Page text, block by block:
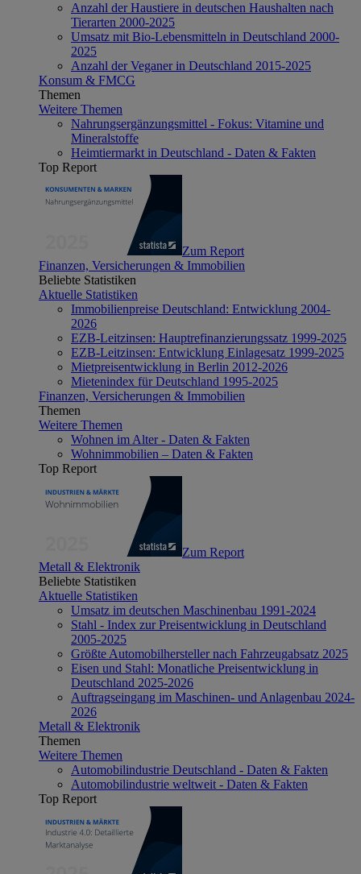
Anzahl der Haustiere in deutschen Haushalten nach
Tierarten 2000-2025
Umsatz mit Bio-Lebensmitteln in Deutschland 2000-
2025
Anzahl der Veganer in Deutschland 2015-2025
Konsum & FMCG
Themen
Weitere Themen
Nahrungsergänzungsmittel - Fokus: Vitamine und
Mineralstoffe
Heimtiermarkt in Deutschland - Daten & Fakten
Top Report
Zum Report
Finanzen, Versicherungen & Immobilien
Beliebte Statistiken
Aktuelle Statistiken
Immobilienpreise Deutschland: Entwicklung 2004-
2026
EZB-Leitzinsen: Hauptrefinanzierungssatz 1999-2025
EZB-Leitzinsen: Entwicklung Einlagesatz 1999-2025
Mietpreisentwicklung in Berlin 2012-2026
Mietenindex für Deutschland 1995-2025
Finanzen, Versicherungen & Immobilien
Themen
Weitere Themen
Wohnen im Alter - Daten & Fakten
Wohnimmobilien – Daten & Fakten
Top Report
Zum Report
Metall & Elektronik
Beliebte Statistiken
Aktuelle Statistiken
Umsatz im deutschen Maschinenbau 1991-2024
Stahl - Index zur Preisentwicklung in Deutschland
2005-2025
Größte Automobilhersteller nach Fahrzeugabsatz 2025
Eisen und Stahl: Monatliche Preisentwicklung in
Deutschland 2025-2026
Auftragseingang im Maschinen- und Anlagenbau 2024-
2026
Metall & Elektronik
Themen
Weitere Themen
Automobilindustrie Deutschland - Daten & Fakten
Automobilindustrie weltweit - Daten & Fakten
Top Report